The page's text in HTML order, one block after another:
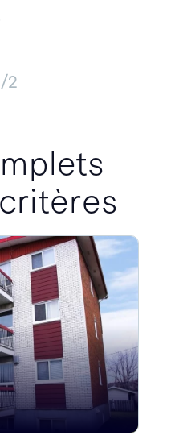
2